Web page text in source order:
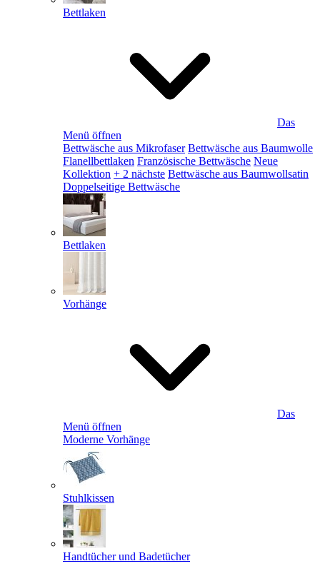
Bettlaken
Das
Menü öffnen
Bettwäsche aus Mikrofaser Bettwäsche aus Baumwolle
Flanellbettlaken Französische Bettwäsche Neue
Kollektion + 2 nächste Bettwäsche aus Baumwollsatin
Doppelseitige Bettwäsche
Bettlaken
Vorhänge
Das
Menü öffnen
Moderne Vorhänge
Stuhlkissen
Handtücher und Badetücher